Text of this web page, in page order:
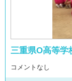
三重県O高等学
コメントなし